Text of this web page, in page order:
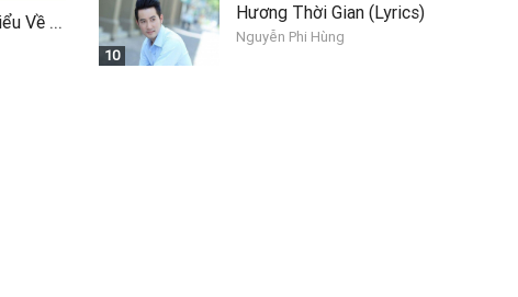
Baby Shark - Tìm Hiểu Về Các Con Vật (Phiên Bản Tàu Hỏa)
10
Hương Thời Gian (Lyrics)
Nguyễn Phi Hùng